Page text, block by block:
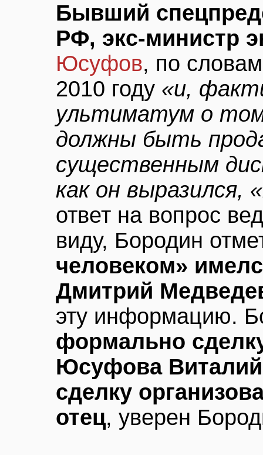
Бывший
РФ, экс-министр
Юсуфов, по
2010 году «и,
ультиматум о
должны быть
существенным
как он выразился,
ответ на вопрос
виду, Бородин
человеком»
Дмитрий
эту информацию.
формально
Юсуфова
сделку
отец, уверен